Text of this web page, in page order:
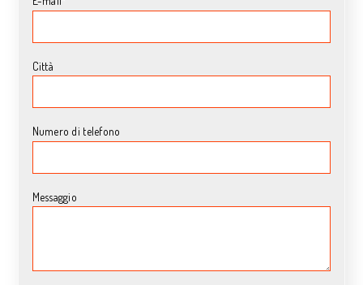
Città
Numero di telefono
Messaggio